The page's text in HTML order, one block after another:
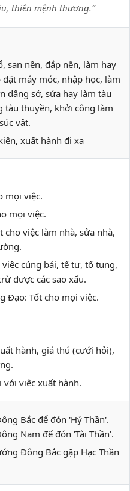
thiên mệnh thương.”
san nền, đắp nền, làm hay
máy móc, nhập học, làm
dâng sớ, sửa hay làm tàu
tàu thuyền, khởi công làm
vật.
xuất hành đi xa
mọi việc.
mọi việc.
cho việc làm nhà, sửa nhà,
việc cúng bái, tế tự, tố tụng,
được các sao xấu.
Đạo: Tốt cho mọi việc.
hành, giá thú (cưới hỏi),
với việc xuất hành.
Bắc để đón 'Hỷ Thần'.
Nam để đón 'Tài Thần'.
Đông Bắc gặp Hạc Thần